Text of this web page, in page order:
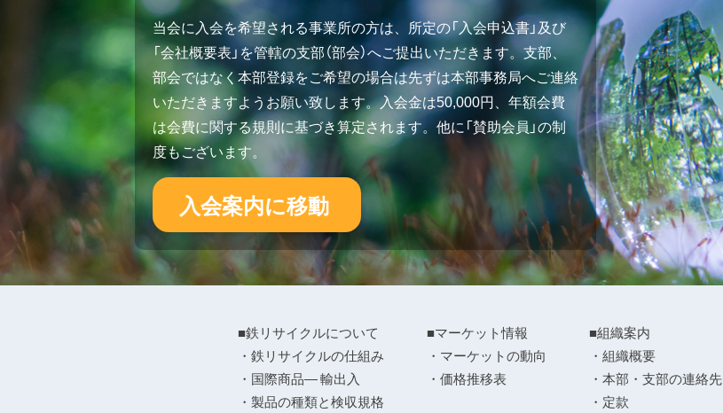
当会に入会を希望される事業所の方は、所定の「入会申込書」及び
「会社概要表」を管轄の支部（部会）へご提出いただきます。支部、
部会ではなく本部登録をご希望の場合は先ずは本部事務局へご連絡
いただきますようお願い致します。入会金は50,000円、年額会費
は会費に関する規則に基づき算定されます。他に「賛助会員」の制
度もございます。
入会案内に移動
■鉄リサイクルについて
・鉄リサイクルの仕組み
・国際商品― 輸出入
・製品の種類と検収規格
■マーケット情報
・マーケットの動向
・価格推移表
■組織案内
・組織概要
・本部・支部の連絡先
・定款